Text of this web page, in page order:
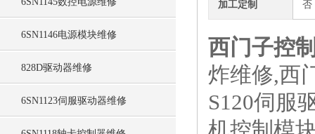
6SN1146电源模块维修
828D驱动器维修
6SN1123伺服驱动器维修
加工定制 否
西门子控
炸维修,西
S120伺服